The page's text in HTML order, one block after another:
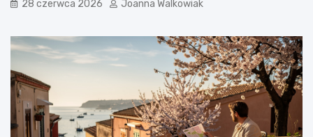
28 czerwca 2026 Joanna Walkowiak